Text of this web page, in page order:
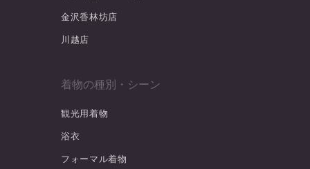
金沢香林坊店
川越店
着物の種別・シーン
観光用着物
浴衣
フォーマル着物